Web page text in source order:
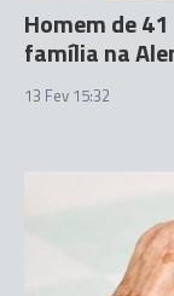
Homem de
família na
13 Fev 15:32